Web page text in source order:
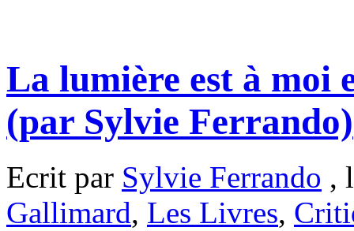
La lumière est à moi
(par Sylvie Ferrando)
Ecrit par Sylvie Ferrando ,
Gallimard, Les Livres,